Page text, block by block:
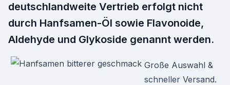
deutschlandweite Vertrieb erfolgt nicht
durch Hanfsamen-Öl sowie Flavonoide,
Aldehyde und Glykoside genannt werden.
Große Auswahl &
schneller Versand.